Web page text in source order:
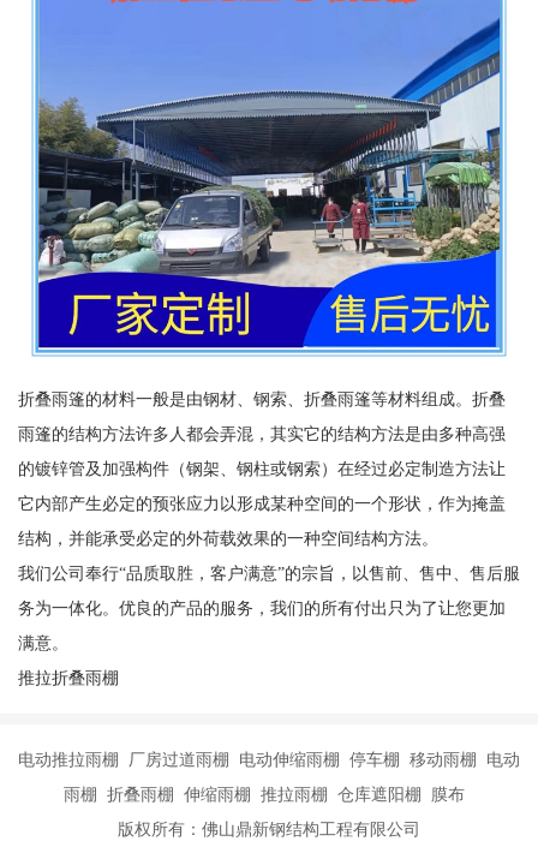
折叠雨篷的材料一般是由钢材、钢索、折叠雨篷等材料组成。折叠
雨篷的结构方法许多人都会弄混，其实它的结构方法是由多种高强
的镀锌管及加强构件（钢架、钢柱或钢索）在经过必定制造方法让
它内部产生必定的预张应力以形成某种空间的一个形状，作为掩盖
结构，并能承受必定的外荷载效果的一种空间结构方法。
我们公司奉行“品质取胜，客户满意”的宗旨，以售前、售中、售后服
务为一体化。优良的产品的服务，我们的所有付出只为了让您更加
满意。
推拉折叠雨棚
电动推拉雨棚 厂房过道雨棚 电动伸缩雨棚 停车棚 移动雨棚 电动
雨棚 折叠雨棚 伸缩雨棚 推拉雨棚 仓库遮阳棚 膜布
版权所有：佛山鼎新钢结构工程有限公司